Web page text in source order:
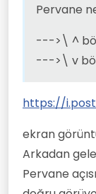
Pervane
--->\ ^
--->\ v
https://
ekran
Arkadan
Pervane